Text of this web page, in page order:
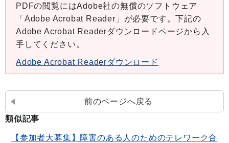
PDFの閲覧にはAdobe社の無償のソフトウェア
「Adobe Acrobat Reader」が必要です。下記の
Adobe Acrobat Readerダウンロードページから入
手してください。
Adobe Acrobat Readerダウンロード
前のページへ戻る
類似記事
【参加者大募集】障害のある人のためのテレワーク合